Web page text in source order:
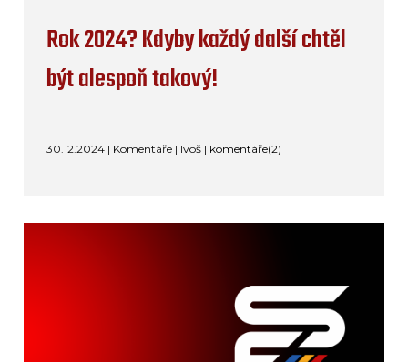
Rok 2024? Kdyby každý další chtěl
být alespoň takový!
30.12.2024 | Komentáře | Ivoš | komentáře(2)